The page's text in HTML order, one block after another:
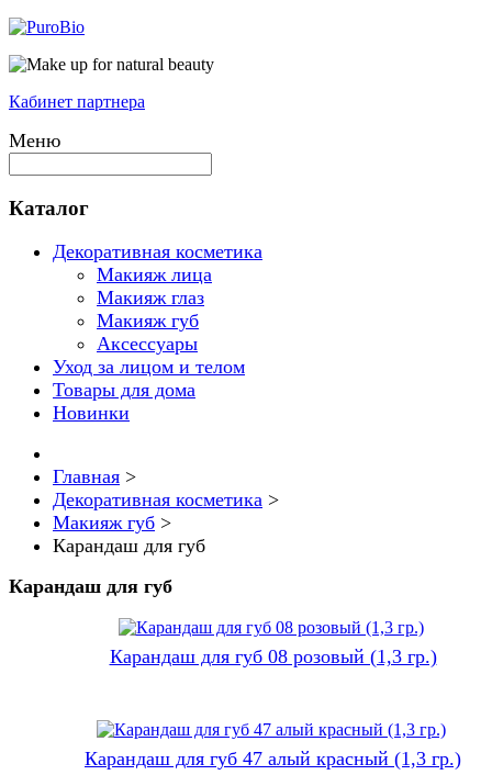
Кабинет партнера
Меню
Каталог
Декоративная косметика
Макияж лица
Макияж глаз
Макияж губ
Аксессуары
Уход за лицом и телом
Товары для дома
Новинки
Главная >
Декоративная косметика >
Макияж губ >
Карандаш для губ
Карандаш для губ
Карандаш для губ 08 розовый (1,3 гр.)
Карандаш для губ 47 алый красный (1,3 гр.)